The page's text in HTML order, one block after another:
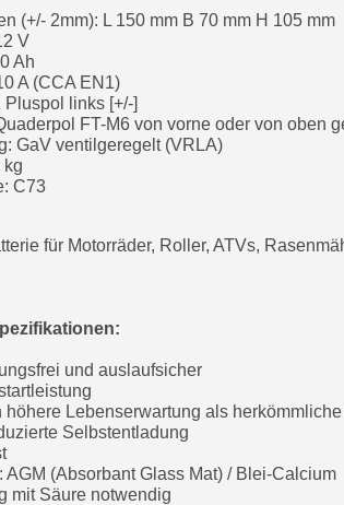
(+/- 2mm): L 150 mm B 70 mm H 105 mm
V
Ah
A (CCA EN1)
Pluspol links [+/-]
FT-M6 von vorne oder von oben
GaV ventilgeregelt (VRLA)
kg
C73
für Motorräder, Roller, ATVs,
und auslaufsicher
höhere Lebenserwartung als
Selbstentladung
AGM (Absorbant Glass Mat) / Blei-Calcium
mit Säure notwendig